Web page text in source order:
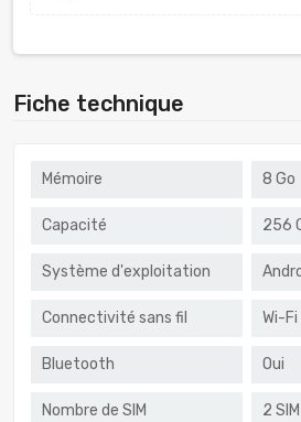
Fiche technique
Mémoire 8 Go
Capacité 256
Système d'exploitation
Connectivité sans fil Wi-
Bluetooth Oui
Nombre de SIM 2 SIM